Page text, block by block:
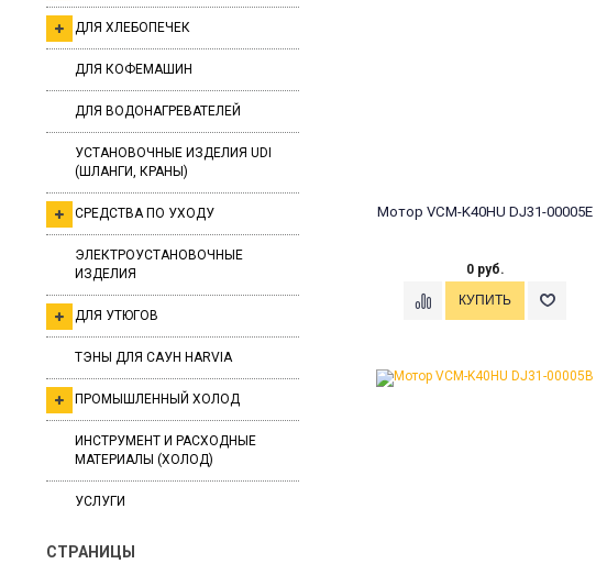
ДЛЯ ХЛЕБОПЕЧЕК
ДЛЯ КОФЕМАШИН
ДЛЯ ВОДОНАГРЕВАТЕЛЕЙ
УСТАНОВОЧНЫЕ ИЗДЕЛИЯ UDI
(ШЛАНГИ, КРАНЫ)
СРЕДСТВА ПО УХОДУ
ЭЛЕКТРОУСТАНОВОЧНЫЕ
ИЗДЕЛИЯ
ДЛЯ УТЮГОВ
ТЭНЫ ДЛЯ САУН HARVIA
ПРОМЫШЛЕННЫЙ ХОЛОД
ИНСТРУМЕНТ И РАСХОДНЫЕ
МАТЕРИАЛЫ (ХОЛОД)
УСЛУГИ
СТРАНИЦЫ
Мотор VCM-K40HU DJ31-00005E
0 руб.